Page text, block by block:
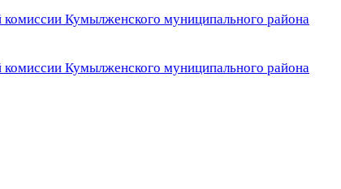
Кумылженского муниципального района
Кумылженского муниципального района